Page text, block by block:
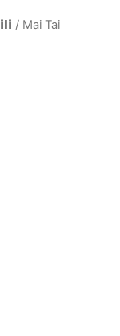
/ Mai Tai